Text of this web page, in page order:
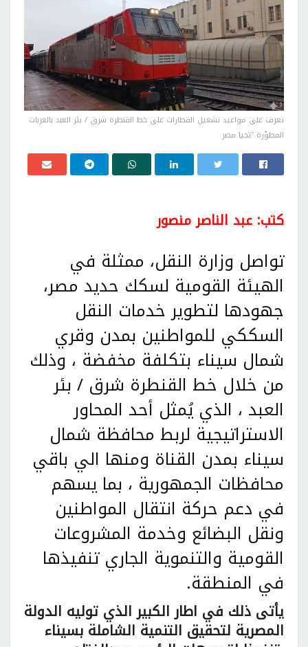
تعرف على مواعيد تشغيل القطارات على خط القنطرة شرق / بئر العبد بالعربات
المطوّرة "تحيا مصر
كتب: عبد الناصر منصور
تواصل وزارة النقل، ممثلة في
الهيئة القومية لسكك حديد مصر،
جهودها لتطوير خدمات النقل
السككي للمواطنين بمدن وقري
شمال سيناء بتكلفة مخفضة ، وذلك
من خلال خط القنطرة شرق / بئر
العبد ، الذي يُمثل أحد المحاور
الاستراتيجية لربط محافظة شمال
سيناء بمدن القناة ومنها الي باقي
محافظات الجمهورية ، بما يسهم
في دعم حركة انتقال المواطنين
ونقل البضائع وخدمة المشروعات
القومية والتنموية الجاري تنفيذها
في المنطقة.
يأتى ذلك في اطار الكبير الذي توليه الدولة
المصرية لتحقيق التنمية الشاملة بسيناء